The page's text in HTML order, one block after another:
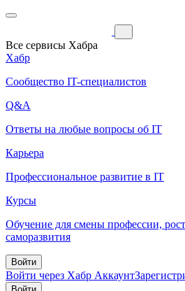
Все сервисы Хабра
Хабр
Сообщество IT-специалистов
Q&A
Ответы на любые вопросы об IT
Карьера
Профессиональное развитие в IT
Курсы
Обучение для смены профессии,
саморазвития
Войти
Войти через Хабр Аккаунт